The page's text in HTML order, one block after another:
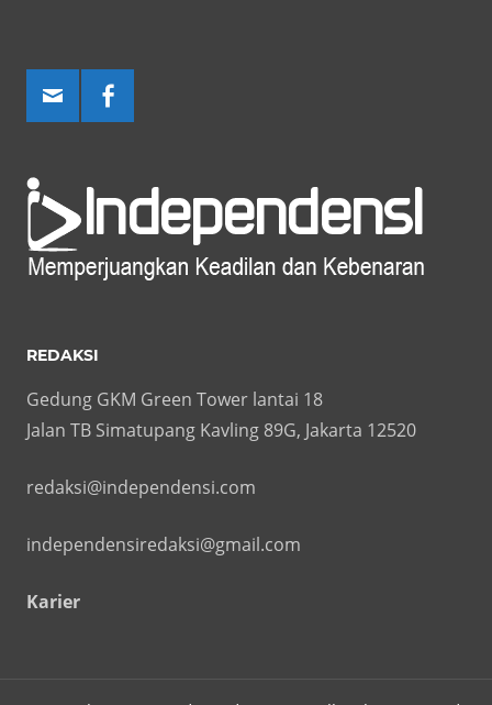
REDAKSI
Gedung GKM Green Tower lantai 18
Jalan TB Simatupang Kavling 89G, Jakarta 12520
redaksi@independensi.com
independensiredaksi@gmail.com
Karier